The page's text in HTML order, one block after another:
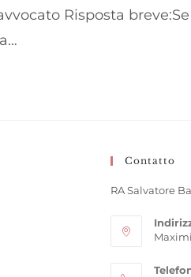
Risposta
Contatto
RA Salvatore